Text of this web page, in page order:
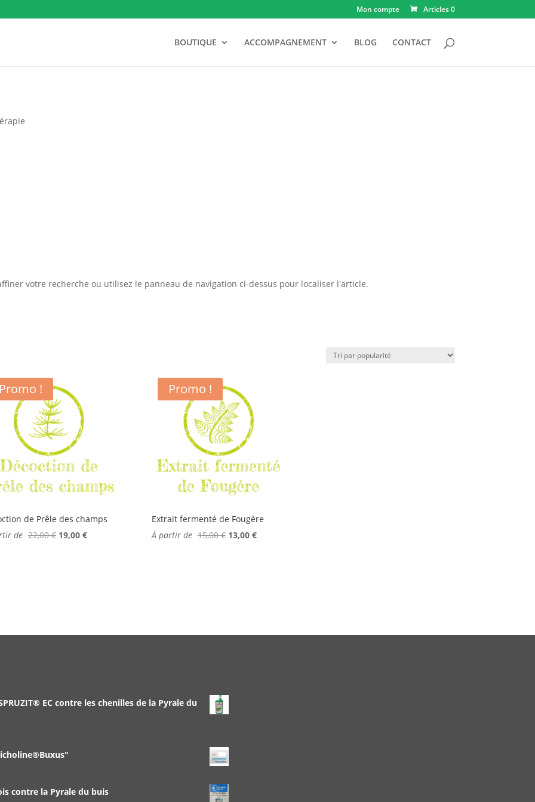
Mon compte Articles 0
BOUTIQUE ACCOMPAGNEMENT BLOG CONTACT
votre recherche ou utilisez le panneau de navigation ci-dessus pour localiser l'article.
!
de Prêle des champs
de 22,00€ 19,00 €
Promo !
Extrait fermenté de Fougère
À partir de 15,00€ 13,00 €
EC contre les chenilles de la Pyrale du
contre la Pyrale du buis